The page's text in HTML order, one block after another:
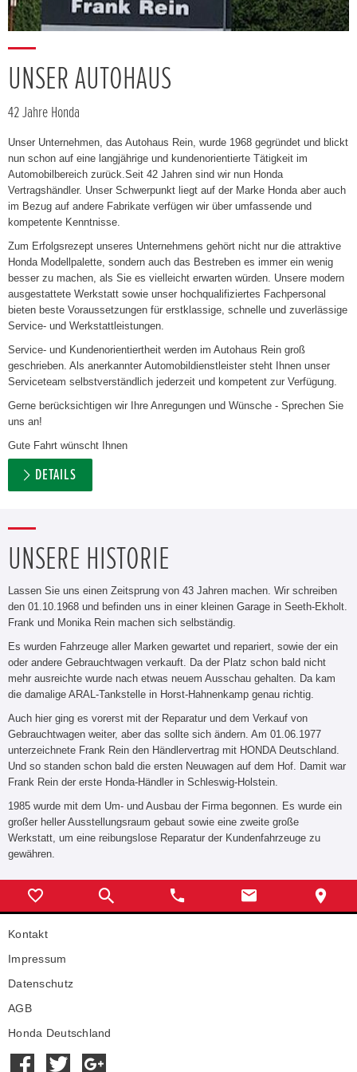
UNSER AUTOHAUS
42 Jahre Honda
Unser Unternehmen, das Autohaus Rein, wurde 1968 gegründet und blickt
nun schon auf eine langjährige und kundenorientierte Tätigkeit im
Automobilbereich zurück.Seit 42 Jahren sind wir nun Honda
Vertragshändler. Unser Schwerpunkt liegt auf der Marke Honda aber auch
im Bezug auf andere Fabrikate verfügen wir über umfassende und
kompetente Kenntnisse.
Zum Erfolgsrezept unseres Unternehmens gehört nicht nur die attraktive
Honda Modellpalette, sondern auch das Bestreben es immer ein wenig
besser zu machen, als Sie es vielleicht erwarten würden. Unsere modern
ausgestattete Werkstatt sowie unser hochqualifiziertes Fachpersonal
bieten beste Voraussetzungen für erstklassige, schnelle und zuverlässige
Service- und Werkstattleistungen.
Service- und Kundenorientiertheit werden im Autohaus Rein groß
geschrieben. Als anerkannter Automobildienstleister steht Ihnen unser
Serviceteam selbstverständlich jederzeit und kompetent zur Verfügung.
Gerne berücksichtigen wir Ihre Anregungen und Wünsche - Sprechen Sie
uns an!
Gute Fahrt wünscht Ihnen
DETAILS
UNSERE HISTORIE
Lassen Sie uns einen Zeitsprung von 43 Jahren machen. Wir schreiben
den 01.10.1968 und befinden uns in einer kleinen Garage in Seeth-Ekholt.
Frank und Monika Rein machen sich selbständig.
Es wurden Fahrzeuge aller Marken gewartet und repariert, sowie der ein
oder andere Gebrauchtwagen verkauft. Da der Platz schon bald nicht
mehr ausreichte wurde nach etwas neuem Ausschau gehalten. Da kam
die damalige ARAL-Tankstelle in Horst-Hahnenkamp genau richtig.
Auch hier ging es vorerst mit der Reparatur und dem Verkauf von
Gebrauchtwagen weiter, aber das sollte sich ändern. Am 01.06.1977
unterzeichnete Frank Rein den Händlervertrag mit HONDA Deutschland.
Und so standen schon bald die ersten Neuwagen auf dem Hof. Damit war
Frank Rein der erste Honda-Händler in Schleswig-Holstein.
1985 wurde mit dem Um- und Ausbau der Firma begonnen. Es wurde ein
großer heller Ausstellungsraum gebaut sowie eine zweite große
Werkstatt, um eine reibungslose Reparatur der Kundenfahrzeuge zu
gewähren.
Kontakt
Impressum
Datenschutz
AGB
Honda Deutschland